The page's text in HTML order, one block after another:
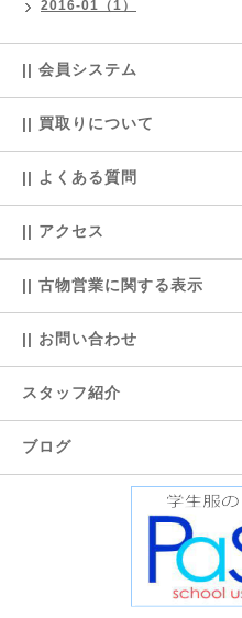
2016-01（1）
|| 会員システム
|| 買取りについて
|| よくある質問
|| アクセス
|| 古物営業に関する表示
|| お問い合わせ
スタッフ紹介
ブログ